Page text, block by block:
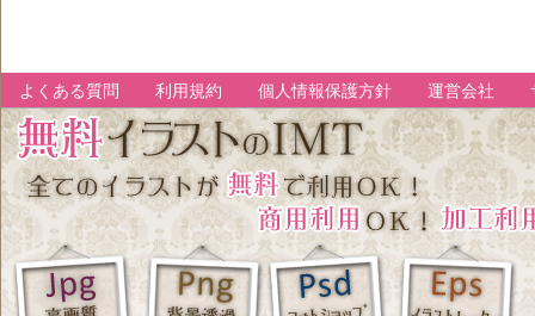
よくある質問 利用規約 個人情報保護方針 運営会社